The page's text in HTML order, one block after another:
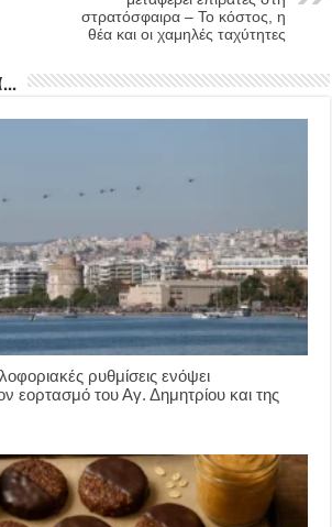
στρατόσφαιρα – Το κόστος, η
θέα και οι χαμηλές ταχύτητες
ρυθμίσεις ενόψει
εορτασμό του Αγ. Δημητρίου και της